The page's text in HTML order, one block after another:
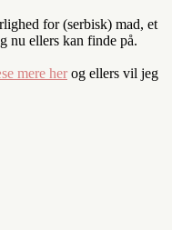
for (serbisk) mad, et
nu ellers kan finde på.
mere her og ellers vil jeg